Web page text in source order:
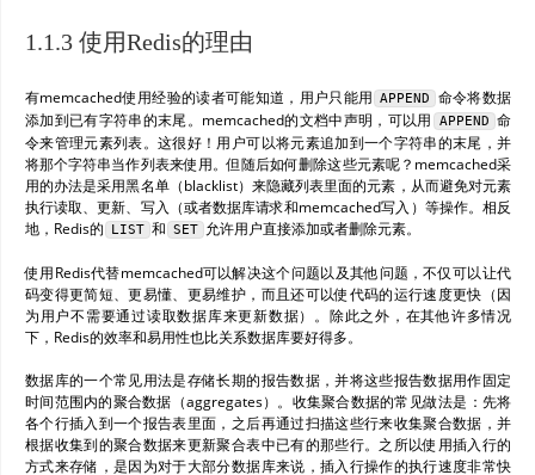
1.1.3 使用Redis的理由
有memcached使用经验的读者可能知道，用户只能用 APPEND
命令将数据
添加到已有字符串的末尾。memcached的文档中声明，可以用
APPEND 命
令来管理元素列表。这很好！用户可以将元素追加到一个字符串的末尾，并
将那个字符串当作列表来使用。但随后如何删除这些元素呢？memcached采
用的办法是采用黑名单（blacklist）来隐藏列表里面的元素，从而避免对元素
执行读取、更新、写入（或者数据库请求和memcached写入）等操作。相反
地，Redis的
LIST 和 SET 允许用户直接添加或者删除元素。
使用Redis代替memcached可以解决这个问题以及其他问题，不仅可以让代
码变得更简短、更易懂、更易维护，而且还可以使代码的运行速度更快（因
为用户不需要通过读取数据库来更新数据）。除此之外，在其他许多情况
下，Redis的效率和易用性也比关系数据库要好得多。
数据库的一个常见用法是存储长期的报告数据，并将这些报告数据用作固定
时间范围内的聚合数据（aggregates）。收集聚合数据的常见做法是：先将
各个行插入到一个报告表里面，之后再通过扫描这些行来收集聚合数据，并
根据收集到的聚合数据来更新聚合表中已有的那些行。之所以使用插入行的
方式来存储，是因为对于大部分数据库来说，插入行操作的执行速度非常快